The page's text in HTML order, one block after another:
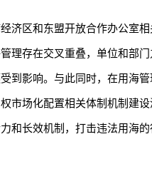
区和东盟开放合作办公室相
理存在交叉重叠，单位和部
到影响。与此同时，在用海
市场化配置相关体制机制建
和长效机制，打击违法用海